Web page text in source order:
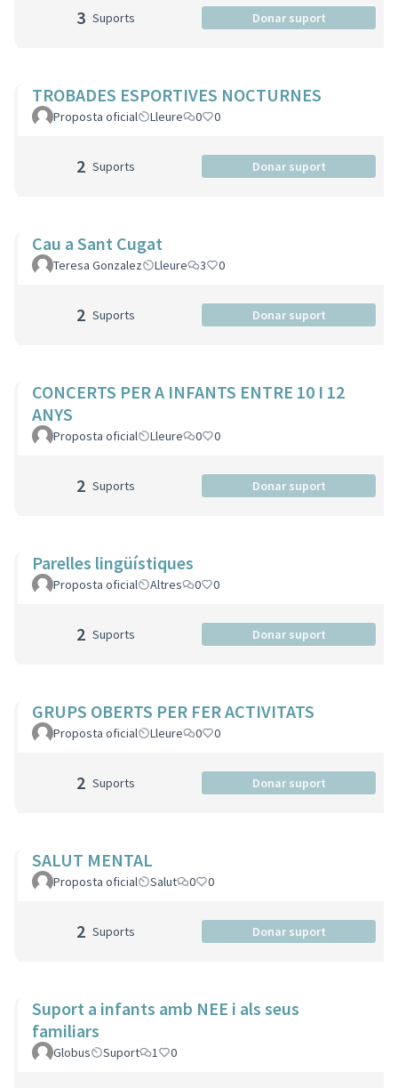
3 Suports Donar suport
TROBADES ESPORTIVES NOCTURNES
Proposta oficial Lleure 0 0
2 Suports Donar suport
Cau a Sant Cugat
Teresa Gonzalez Lleure 3 0
2 Suports Donar suport
CONCERTS PER A INFANTS ENTRE 10 I 12
ANYS
Proposta oficial Lleure 0 0
2 Suports Donar suport
Parelles lingüístiques
Proposta oficial Altres 0 0
2 Suports Donar suport
GRUPS OBERTS PER FER ACTIVITATS
Proposta oficial Lleure 0 0
2 Suports Donar suport
SALUT MENTAL
Proposta oficial Salut 0 0
2 Suports Donar suport
Suport a infants amb NEE i als seus
familiars
Globus Suport 1 0